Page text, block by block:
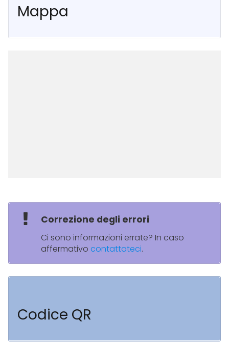
Mappa
Correzione degli errori
Ci sono informazioni errate? In caso
affermativo contattateci.
Codice QR